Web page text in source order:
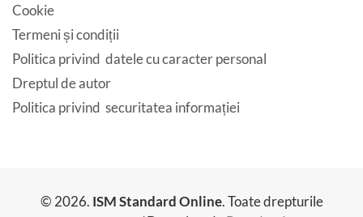
Cookie
Termeni și condiții
Politica privind datele cu caracter personal
Dreptul de autor
Politica privind securitatea informației
© 2026. ISM Standard Online. Toate drepturile